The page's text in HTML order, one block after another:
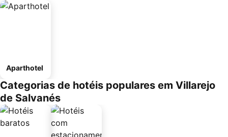
Aparthotel
Categorias de hotéis populares em Villarejo
de Salvanés